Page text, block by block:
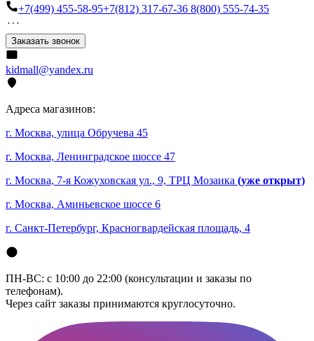
+7(499) 455-58-95+7(812) 317-67-36 8(800) 555-74-35
Заказать звонок
kidmall@yandex.ru
Адреса магазинов:
г. Москва, улица Обручева 45
г. Москва, Ленинградское шоссе 47
г. Москва, 7-я Кожуховская ул., 9, ТРЦ Мозаика (уже открыт)
г. Москва, Аминьевское шоссе 6
г. Санкт-Петербург, Красногвардейская площадь, 4
ПН-ВС: с 10:00 до 22:00 (консультации и заказы по
телефонам).
Через сайт заказы принимаются круглосуточно.